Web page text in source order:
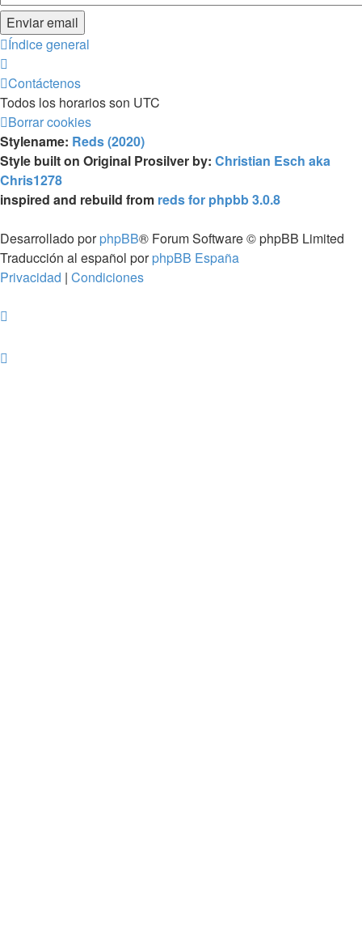
Índice general
Contáctenos
Todos los horarios son UTC
Borrar cookies
Stylename: Reds (2020)
Style built on Original Prosilver by: Christian Esch aka
Chris1278
inspired and rebuild from reds for phpbb 3.0.8
Desarrollado porphpBB® Forum Software © phpBB Limited
Traducción al español porphpBB España
Privacidad | Condiciones